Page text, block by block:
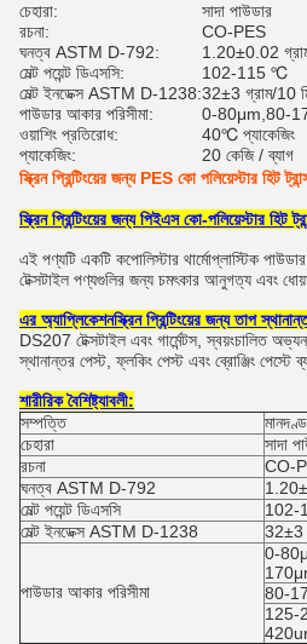
চেহারা:
সাদা পাউডার
রচনা:
CO-PES
ঘনত্ব ASTM D-792:
1.20±0.02
মেল্ট পয়েন্ট ডিএসসি:
102-115 ℃
মেল্ট ইনডেক্স ASTM D-1238:32±3 গ্রাম/10
পাউডার আকার পরিসীমা:
0-80μm,80-
ওয়াশিং প্রতিরোধ:
40℃ প্যাকেজিং
প্যাকেজিং:
20 কেজি / ব্যাগ
স্ক্রিন প্রিন্টিংয়ের জন্য PES কো পলিয়েস্টার হিট
স্ক্রিন প্রিন্টিংয়ের জন্য পিইএস কো-পলিয়েস্টার হিট
এই পণ্যটি একটি কপোলিস্টার থার্মোপ্লাস্টিক
টেক্সটাইল পণ্যগুলির জন্য চমৎকার আনুগত্য এবং ধোয়া
এর অ্যাপ্লিকেশনস্ক্রিন প্রিন্টিংয়ের জন্য তাপ
DS207 টেক্সটাইল এবং গার্মেন্টস, স্বয়ংচালিত
স্থানান্তর পেস্ট, ফ্লকিং পেস্ট এবং ব্রোঞ্জিং পেস্টে
শারীরিক বৈশিষ্ট্যাবলী:
সম্পত্তি
মানদণ্ড
চেহারা
সাদা
রচনা
CO-
ঘনত্ব ASTM D-792
মেল্ট পয়েন্ট ডিএসসি
মেল্ট ইনডেক্স ASTM D-1238
32±3
পাউডার আকার পরিসীমা
0-
80-
125-